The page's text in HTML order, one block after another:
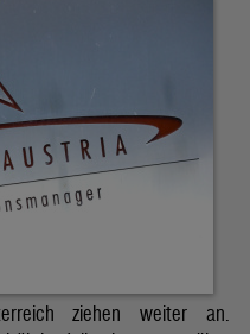
ziehen weiter an.